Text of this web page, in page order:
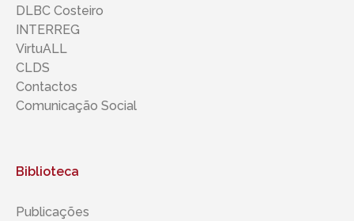
DLBC Costeiro
INTERREG
VirtuALL
CLDS
Contactos
Comunicação Social
Biblioteca
Publicações